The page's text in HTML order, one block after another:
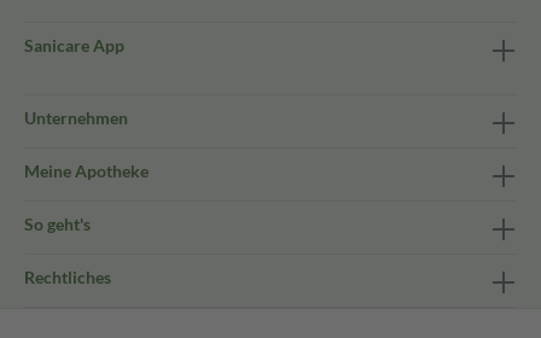
Sanicare App
Unternehmen
Meine Apotheke
So geht's
Rechtliches